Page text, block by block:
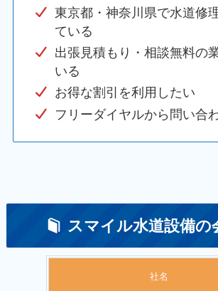
東京都・神奈川県で水道修
ている
出張見積もり・相談無料の
いる
お得な割引を利用したい
フリーダイヤルから問い合
スマイル水道設備の
社名